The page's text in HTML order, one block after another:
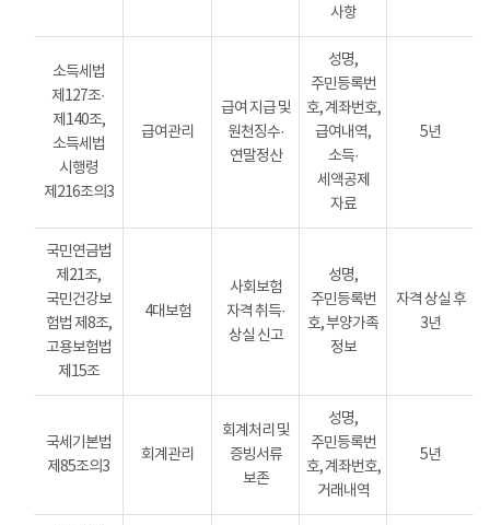
사항
소득세법
제127조·
제140조,
소득세법
시행령
제216조의3
급여관리
급여 지급 및
원천징수·
연말정산
성명,
주민등록번
호, 계좌번호,
급여내역,
소득·
세액공제
자료
5년
국민연금법
제21조,
국민건강보
험법 제8조,
고용보험법
제15조
4대보험
사회보험
자격 취득·
상실 신고
성명,
주민등록번
호, 부양가족
정보
자격 상실 후
3년
국세기본법
제85조의3
회계관리
회계처리 및
증빙서류
보존
성명,
주민등록번
호, 계좌번호,
거래내역
5년